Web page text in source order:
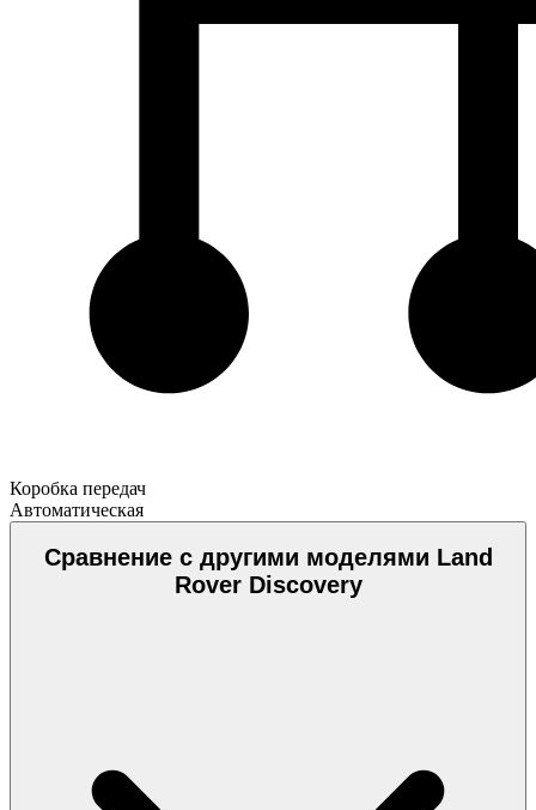
Коробка передач
Автоматическая
Сравнение с другими моделями Land
Rover Discovery